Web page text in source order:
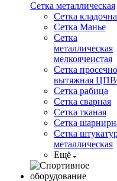
Сетка металлическая
Сетка
Сетка Манье
Сетка
металлическая
мелкоячеистая
Сетка
вытяжная
Сетка рабица
Сетка сварная
Сетка тканая
Сетка
Сетка
металлическая
Ещё